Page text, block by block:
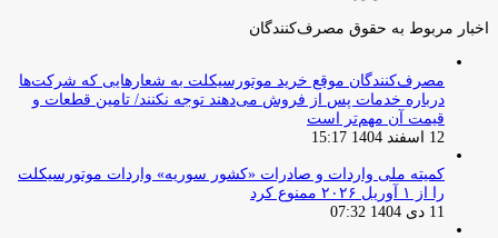
اخبار مربوط به حقوق مصرف‌کنندگان
مصرف‌کنندگان موقع خرید موتورسیکلت به شعارهایی که شرکت‌ها
درباره خدمات پس از فروش می‌دهند توجه نکنند/ تامین قطعات و
قیمت آن مهم‌تر است
12 اسفند 1404 15:17
کمیته ملی واردات و صادرات «کشور سوریه» واردات موتورسیکلت
را از ۱ آوریل ۲۰۲۶ ممنوع کرد
11 دی 1404 07:32